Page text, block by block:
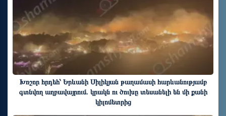
Խոշոր հրդեհ՝ Երևանի Սիլիկյան թաղամասի հարևանությամբ
գտնվող աղբավայրում. կրակն ու ծուխը տեսանելի են մի քանի
կիլոմետրից